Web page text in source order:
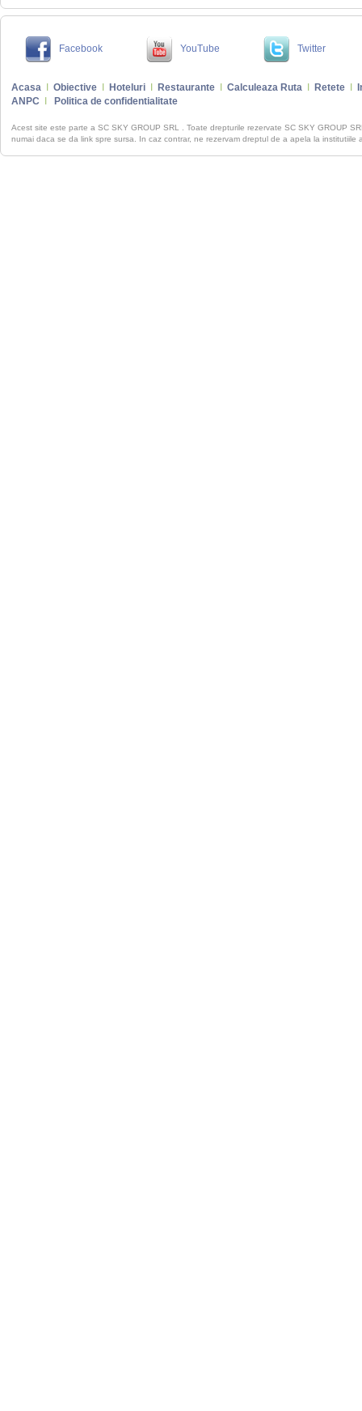
Facebook YouTube Twitter
Acasa Obiective Hoteluri Restaurante Calculeaza Ruta Retete
ANPC
Politica de confidentialitate
Acest site este parte a SC SKY GROUP SRL . Toate drepturile rezervate SC SKY GROUP
numai daca se da link spre sursa. In caz contrar, ne rezervam dreptul de a apela la institutiile